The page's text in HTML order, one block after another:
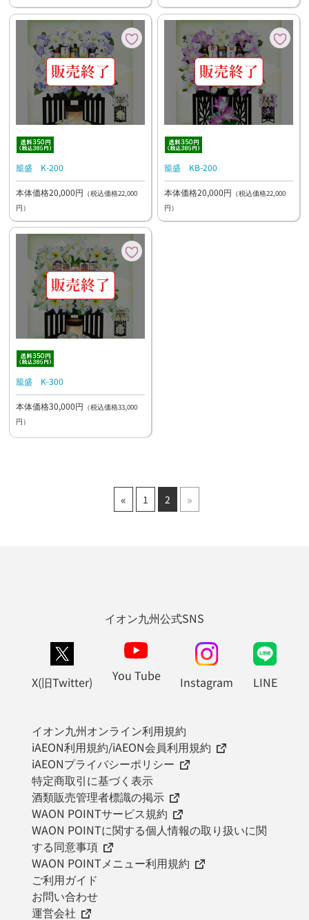
籠盛 K-200
本体価格20,000円 （税込価格22,000
円）
籠盛 KB-200
本体価格20,000円 （税込価格22,000
円）
籠盛 K-300
本体価格30,000円 （税込価格33,000
円）
« 1 2 »
イオン九州公式SNS
X(旧Twitter) You Tube Instagram LINE
イオン九州オンライン利用規約
iAEON利用規約/iAEON会員利用規約
iAEONプライバシーポリシー
特定商取引に基づく表示
酒類販売管理者標識の掲示
WAON POINTサービス規約
WAON POINTに関する個人情報の取り扱いに関
する同意事項
WAON POINTメニュー利用規約
ご利用ガイド
お問い合わせ
運営会社